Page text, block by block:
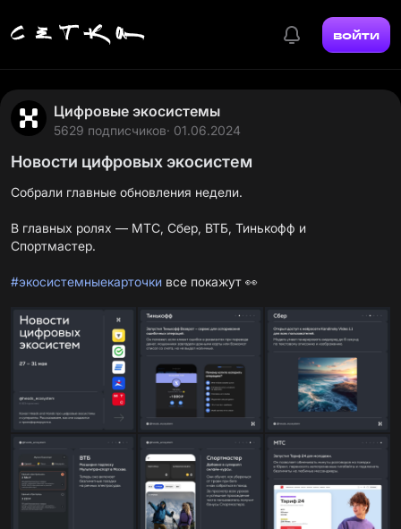
войти
Цифровые экосистемы
5629 подписчиков· 01.06.2024
Новости цифровых экосистем
Собрали главные обновления недели.
В главных ролях — МТС, Сбер, ВТБ, Тинькофф и
Спортмастер.
#экосистемныекарточки все покажут 👀